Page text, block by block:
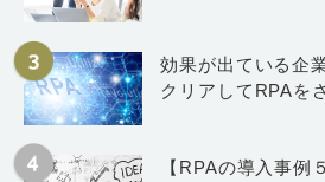
効果が出ている企
クリアしてRPAを
【RPAの導入事例